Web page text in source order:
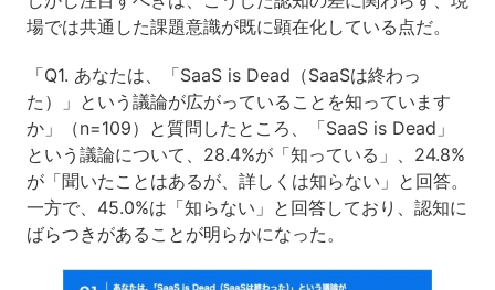
場では共通した課題意識が既に顕在化している点だ。
「Q1. あなたは、「SaaS is Dead（SaaSは終わっ
た）」という議論が広がっていることを知っています
か」（n=109）と質問したところ、「SaaS is Dead」
という議論について、28.4%が「知っている」、24.8%
が「聞いたことはあるが、詳しくは知らない」と回答。
一方で、45.0%は「知らない」と回答しており、認知に
ばらつきがあることが明らかになった。